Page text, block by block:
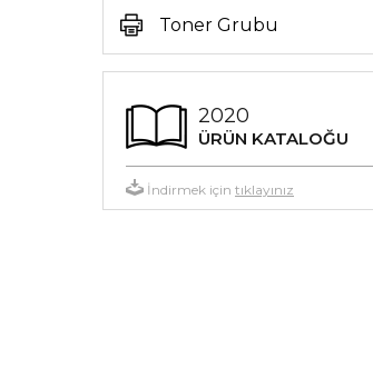
Toner Grubu
2020
ÜRÜN KATALOĞU
İndirmek için tıklayınız